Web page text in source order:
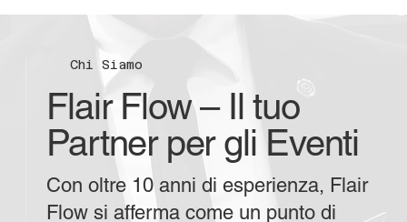
Chi Siamo
Flair Flow – Il tuo
Partner per gli Eventi
Con oltre 10 anni di esperienza, Flair
Flow si afferma come un punto di